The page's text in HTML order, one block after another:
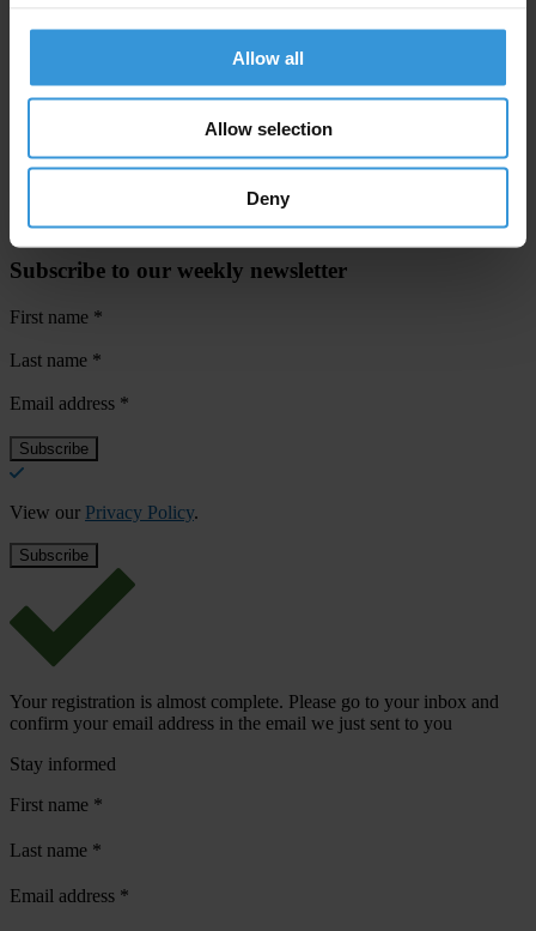
Allow all
Allow selection
Deny
Pour que la démocratie ne devienne pas la victime durable de la
pandémie du COVID-19, nous devons prendre dès maintenant des
mesures significatives contre la corruption.
Subscribe to our weekly newsletter
First name *
Last name *
Email address *
View our Privacy Policy.
Your registration is almost complete. Please go to your inbox and
confirm your email address in the email we just sent to you
Stay informed
First name *
Last name *
Email address *